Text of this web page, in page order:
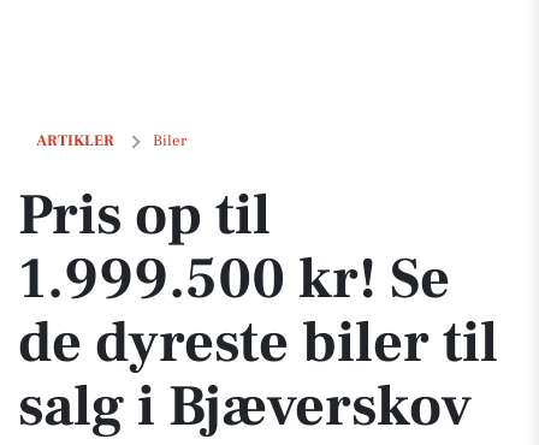
ARTIKLER Biler
Pris op til 1.999.500 kr! Se de dyreste biler til salg i Bjæverskov
Pris op til
1.999.500 kr! Se
de dyreste biler til
salg i Bjæverskov